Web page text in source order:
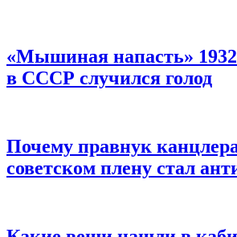
«Мышиная напасть» 1932
в СССР случился голод
Почему правнук
советском плену стал